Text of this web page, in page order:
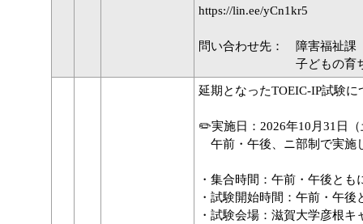
https://lin.ee/yCn1kr5
問い合わせ先： 障害福祉
子どもの育ち学び
延期となったTOEIC-IP試験
✏️実施日：2026年10月31日
午前・午後、ニ部制で実施
・集合時間：午前・午後と
・試験開始時間：午前・午
・試験会場：滋賀大学彦根キ